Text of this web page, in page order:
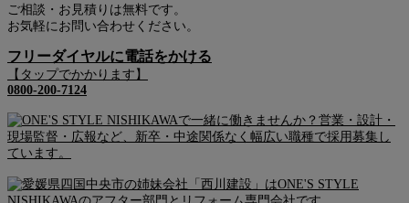
ご相談・お見積りは無料です。
お気軽にお問い合わせください。
フリーダイヤルに電話をかける
【タップでかかります】
0800-200-7124